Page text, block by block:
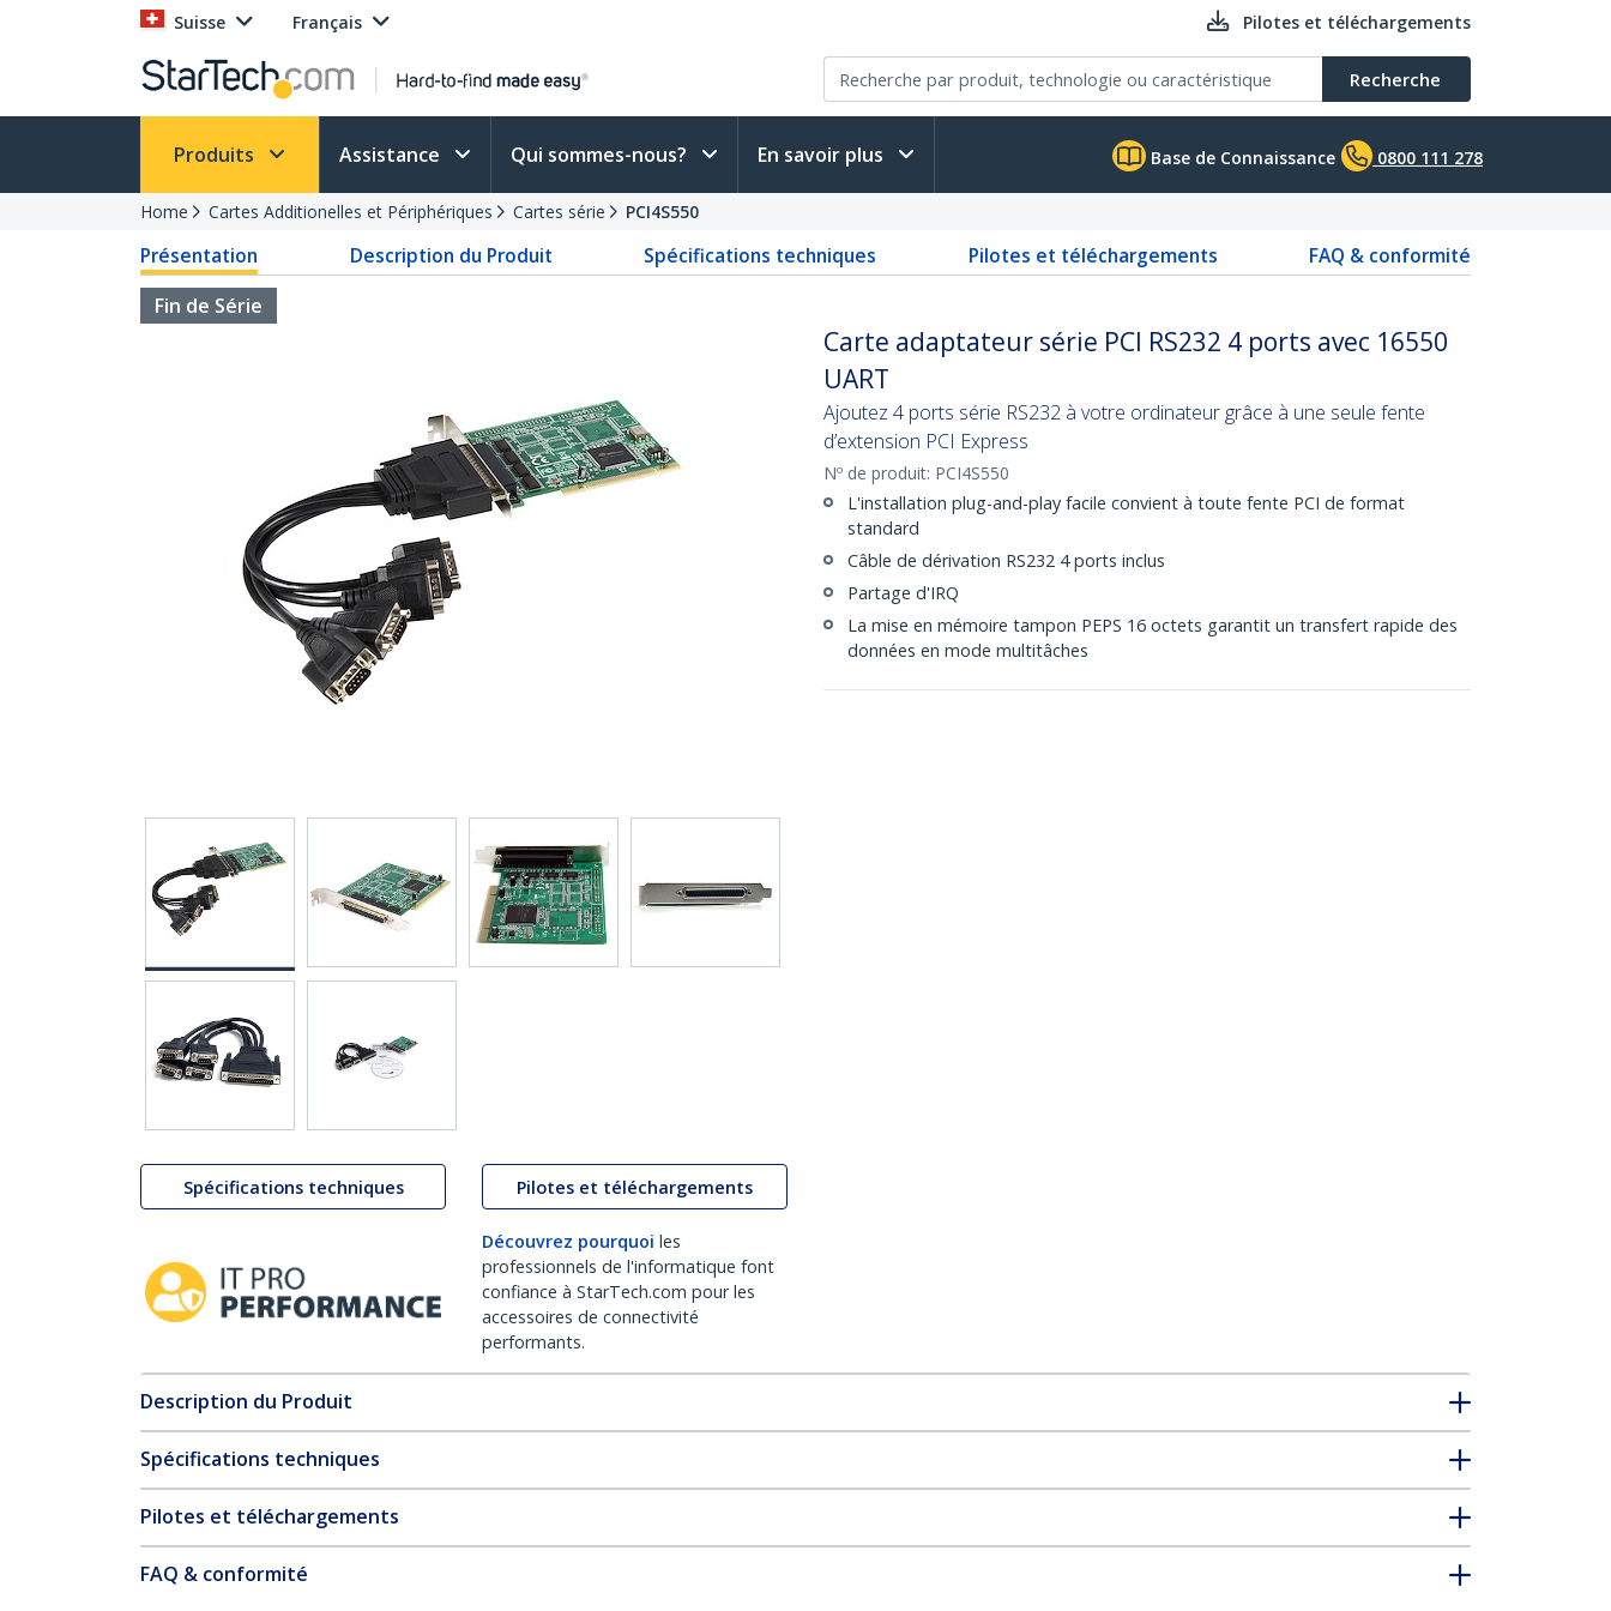
Suisse Français Pilotes et téléchargements
Recherche
Produits Assistance Qui sommes-nous? En savoir plus Base de Connaissance 0800 111 278
Home Cartes Additionelles et Périphériques Cartes série PCI4S550
Présentation Description du Produit Spécifications techniques Pilotes et téléchargements
FAQ & conformité
Fin de Série
Spécifications techniques Pilotes et téléchargements
Découvrez pourquoi les
professionnels de l'informatique font
confiance à StarTech.com pour les
accessoires de connectivité
performants.
Carte adaptateur série PCI RS232 4 ports avec 16550
UART
Ajoutez 4 ports série RS232 à votre ordinateur grâce à une seule fente
d’extension PCI Express
Nº de produit: PCI4S550
L'installation plug-and-play facile convient à toute fente PCI de format
standard
Câble de dérivation RS232 4 ports inclus
Partage d'IRQ
La mise en mémoire tampon PEPS 16 octets garantit un transfert rapide des
données en mode multitâches
Description du Produit
Spécifications techniques
Pilotes et téléchargements
FAQ & conformité